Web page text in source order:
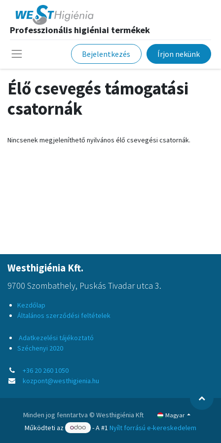
Professzionális higiéniai termékek
Bejelentkezés Írjon nekünk
Élő csevegés támogatási
csatornák
Nincsenek megjeleníthető nyilvános élő csevegési csatornák.
Westhigiénia Kft.
9700 Szombathely, Puskás Tivadar utca 3.
Kezdőlap
Általános szerződési feltételek
Adatkezelési tájékoztató
Széchenyi 2020
+36 20 260 1050
kozpont@westhigienia.hu
Minden jog fenntartva © Westhigiénia Kft Magyar
Működteti az - A #1Nyílt forrású e-kereskedelem